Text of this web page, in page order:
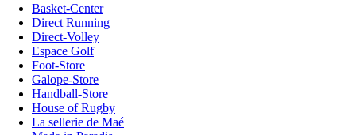
Basket-Center
Direct Running
Direct-Volley
Espace Golf
Foot-Store
Galope-Store
Handball-Store
House of Rugby
La sellerie de Maé